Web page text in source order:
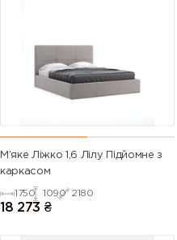
М’яке Ліжко 1,6 Лілу Підйомне з
каркасом
1750 1090 2180
18 273 ₴